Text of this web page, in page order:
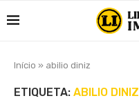
Início » abilio diniz
ETIQUETA: ABILIO DINIZ